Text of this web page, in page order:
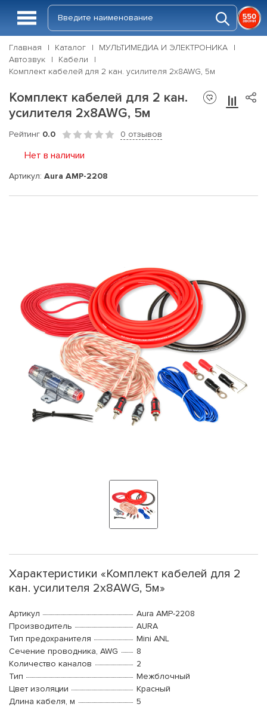
Главная Каталог
МУЛЬТИМЕДИА И ЭЛЕКТРОНИКА
Автозвук
Кабели
Комплект кабелей для 2 кан. усилителя 2х8AWG, 5м
Комплект кабелей для 2 кан.
усилителя 2х8AWG, 5м
Рейтинг 0.0 0 отзывов
Нет в наличии
Артикул: Aura AMP-2208
Характеристики «Комплект кабелей для 2
кан. усилителя 2х8AWG, 5м»
Артикул
Aura AMP-2208
Производитель
AURA
Тип предохранителя
Mini ANL
Сечение проводника, AWG
8
Количество каналов
2
Тип
Межблочный
Цвет изоляции
Красный
Длина кабеля, м
5